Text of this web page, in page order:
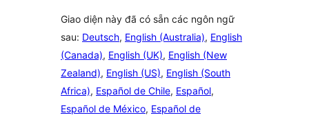
Giao diện này đã có sẵn các ngôn ngữ
sau: Deutsch, English (Australia), English
(Canada), English (UK), English (New
Zealand), English (US), English (South
Africa), Español de Chile, Español,
Español de México, Español de